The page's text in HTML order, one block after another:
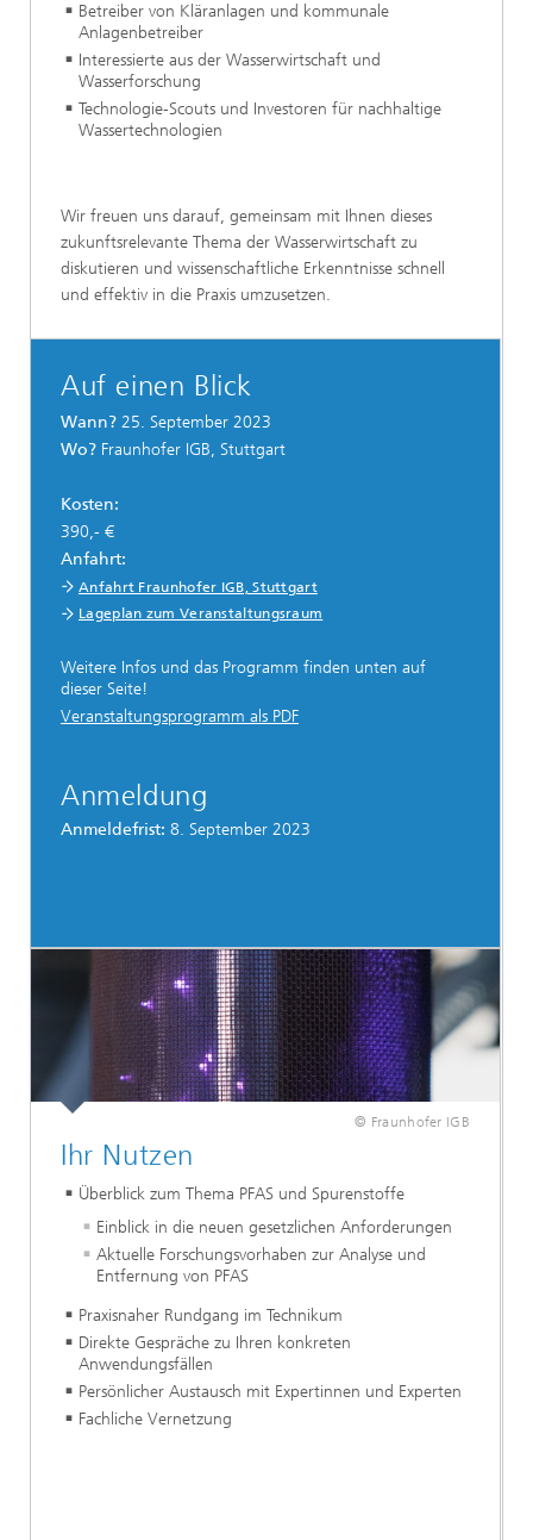
Betreiber von Kläranlagen und kommunale
Anlagenbetreiber
Interessierte aus der Wasserwirtschaft und
Wasserforschung
Technologie-Scouts und Investoren für nachhaltige
Wassertechnologien
Wir freuen uns darauf, gemeinsam mit Ihnen dieses
zukunftsrelevante Thema der Wasserwirtschaft zu
diskutieren und wissenschaftliche Erkenntnisse schnell
und effektiv in die Praxis umzusetzen.
Auf einen Blick
Wann? 25. September 2023
Wo? Fraunhofer IGB, Stuttgart
Kosten:
390,- €
Anfahrt:
Anfahrt Fraunhofer IGB, Stuttgart
Lageplan zum Veranstaltungsraum
Weitere Infos und das Programm finden unten auf
dieser Seite!
Veranstaltungsprogramm als PDF
Anmeldung
Anmeldefrist: 8. September 2023
© Fraunhofer IGB
Ihr Nutzen
Überblick zum Thema PFAS und Spurenstoffe
Einblick in die neuen gesetzlichen Anforderungen
Aktuelle Forschungsvorhaben zur Analyse und
Entfernung von PFAS
Praxisnaher Rundgang im Technikum
Direkte Gespräche zu Ihren konkreten
Anwendungsfällen
Persönlicher Austausch mit Expertinnen und Experten
Fachliche Vernetzung